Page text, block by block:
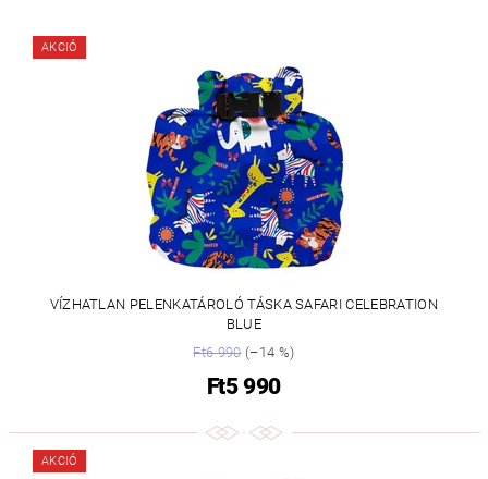
AKCIÓ
VÍZHATLAN PELENKATÁROLÓ TÁSKA SAFARI CELEBRATION
BLUE
Ft6 990(–14 %)
Ft5 990
AKCIÓ